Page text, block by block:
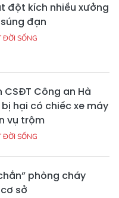
đột kích nhiều xưởng
đạn
ĐỜI SỐNG
CSĐT Công an Hà
hại có chiếc xe máy
vụ trộm
ĐỜI SỐNG
phòng cháy
sở